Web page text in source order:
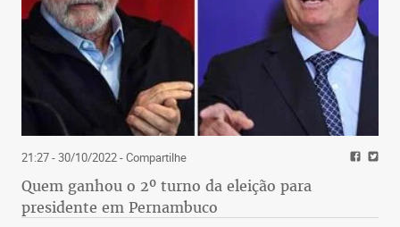
21:27 - 30/10/2022- Compartilhe
Quem ganhou o 2º turno da eleição para
presidente em Pernambuco